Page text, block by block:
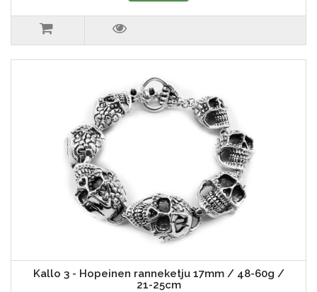
Kallo 3 - Hopeinen ranneketju 17mm / 48-60g /
21-25cm